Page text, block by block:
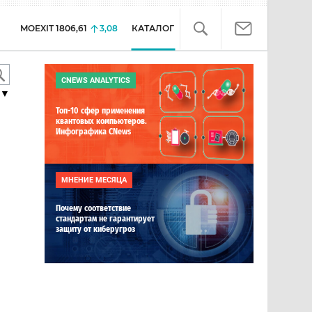
MOEXIT 1806,61 3,08 КАТАЛОГ
CNEWS ANALYTICS
Топ-10 сфер применения
квантовых компьютеров.
Инфографика CNews
МНЕНИЕ МЕСЯЦА
Почему соответствие
стандартам не гарантирует
защиту от киберугроз